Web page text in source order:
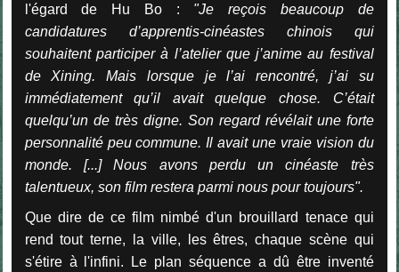
l'égard de Hu Bo : "Je reçois beaucoup de
candidatures d’apprentis-cinéastes chinois qui
souhaitent participer à l’atelier que j’anime au festival
de Xining. Mais lorsque je l’ai rencontré, j’ai su
immédiatement qu’il avait quelque chose. C’était
quelqu’un de très digne. Son regard révélait une forte
personnalité peu commune. Il avait une vraie vision du
monde. [...] Nous avons perdu un cinéaste très
talentueux, son film restera parmi nous pour toujours".
Que dire de ce film nimbé d'un brouillard tenace qui
rend tout terne, la ville, les êtres, chaque scène qui
s'étire à l'infini. Le plan séquence a dû être inventé